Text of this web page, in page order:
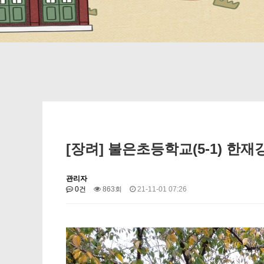
[장려] 불은초등학교(5-1) 한재
관리자
0건
863회 21-11-01 07:26